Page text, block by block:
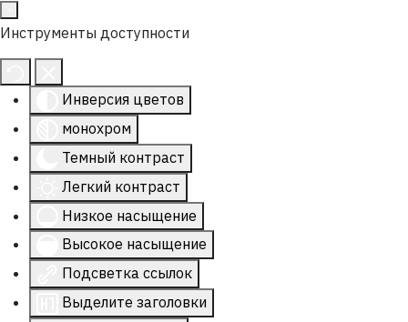
Инструменты доступности
Инверсия цветов
монохром
Темный контраст
Легкий контраст
Низкое насыщение
Высокое насыщение
Подсветка ссылок
Выделите заголовки